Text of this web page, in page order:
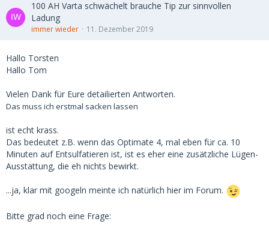
100 AH Varta schwächelt brauche Tip zur sinnvollen
Ladung
immer wieder 11. Dezember 2019
Hallo Torsten
Hallo Tom
Vielen Dank für Eure detailierten Antworten.
Das muss ich erstmal sacken lassen
ist echt krass.
Das bedeutet z.B. wenn das Optimate 4, mal eben für ca. 10
Minuten auf Entsulfatieren ist, ist es eher eine zusätzliche Lügen-
Ausstattung, die eh nichts bewirkt.
...ja, klar mit googeln meinte ich natürlich hier im Forum.
Bitte grad noch eine Frage: